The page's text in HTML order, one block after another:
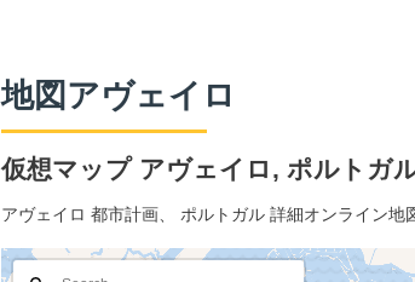
地図アヴェイロ
仮想マップ アヴェイロ, ポルトガ
アヴェイロ 都市計画、 ポルトガル 詳細オンライン地